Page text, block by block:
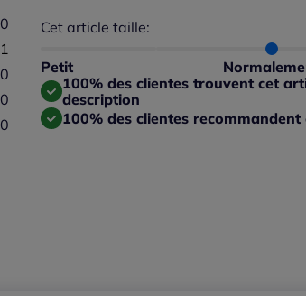
Aucun avis disponible
0
Nombre d'avis :
1
Aucun avis disponible
0
Aucun avis disponible
0
Aucun avis disponible
0
Cet article taille:
Petit
Répartition du taillant selon les avis
Taille grand : 0%
100% des clientes trouvent cet
description
100% des clientes recommandent